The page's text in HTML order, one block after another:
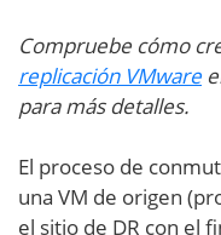
Compruebe cómo
replicación VMware
para más detalles.
El proceso de
una VM de origen
el sitio de DR con el